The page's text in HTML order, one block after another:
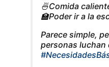
🍜Comida
🏫Poder ir a la
Parece simple,
personas luchan